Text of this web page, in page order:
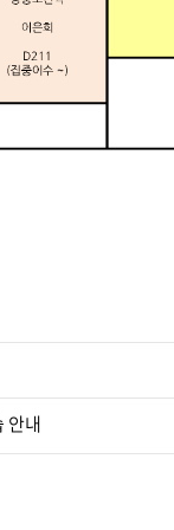
안내